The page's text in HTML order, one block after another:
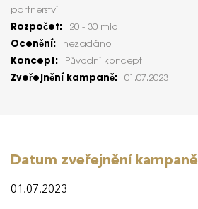
partnerství
Rozpočet: 20 - 30 mio
Ocenění: nezadáno
Koncept: Původní koncept
Zveřejnění kampaně: 01.07.2023
Datum zveřejnění kampaně
01.07.2023